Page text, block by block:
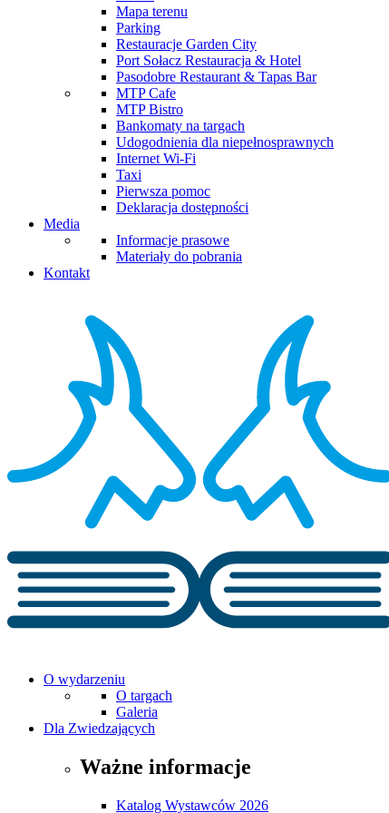
Mapa terenu
Parking
Restauracje Garden City
Port Sołacz Restauracja & Hotel
Pasodobre Restaurant & Tapas Bar
MTP Cafe
MTP Bistro
Bankomaty na targach
Udogodnienia dla niepełnosprawnych
Internet Wi-Fi
Taxi
Pierwsza pomoc
Deklaracja dostępności
Media
Informacje prasowe
Materiały do pobrania
Kontakt
O wydarzeniu
O targach
Galeria
Dla Zwiedzających
Ważne informacje
Katalog Wystawców 2026